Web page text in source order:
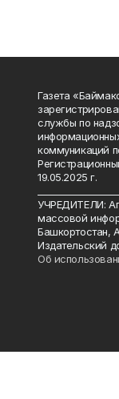
Газета
службы по
коммуникаций
19.05.2025 г.
УЧРЕДИТЕЛИ:
массовой
Башкортостан,
Издательский
Об